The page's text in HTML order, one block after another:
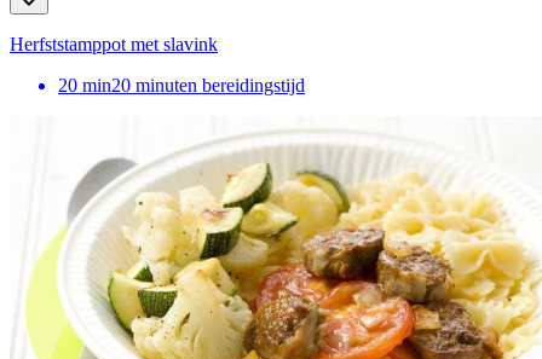
Herfststamppot met slavink
20 min20 minuten bereidingstijd